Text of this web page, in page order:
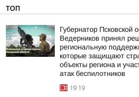
ТОП
Губернатор Псковской
Ведерников принял
региональную
которые защищают
объекты региона и
атак беспилотников
19:19